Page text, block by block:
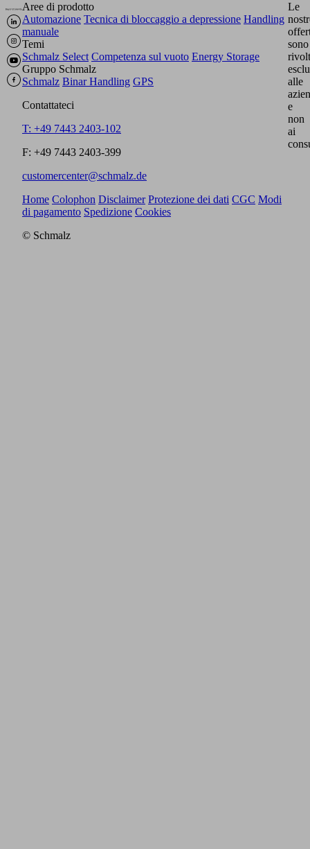
Aree di prodotto
Automazione Tecnica di bloccaggio a depressione Handling
manuale
Temi
Schmalz Select Competenza sul vuoto Energy Storage
Gruppo Schmalz
Schmalz Binar Handling GPS
Contattateci
T: +49 7443 2403-102
F: +49 7443 2403-399
customercenter@schmalz.de
Le
sono
alle
e
non
ai
Home Colophon Disclaimer Protezione dei dati CGC Modi
di pagamento Spedizione Cookies
© Schmalz